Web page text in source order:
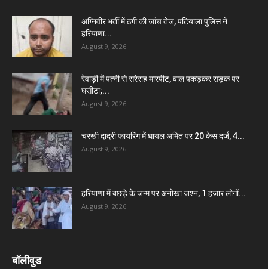
अग्निवीर भर्ती में ठगी की जांच तेज, पटियाला पुलिस ने
हरियाणा...
August 9, 2026
रेवाड़ी में पत्नी से सरेराह मारपीट, बाल पकड़कर सड़क पर
घसीटा;...
August 9, 2026
चरखी दादरी फायरिंग में घायल अमित पर 20 केस दर्ज, 4...
August 9, 2026
हरियाणा में बछड़े के जन्म पर अनोखा जश्न, 1 हजार लोगों...
August 9, 2026
बॉलीवुड